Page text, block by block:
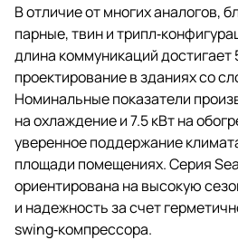
В отличие от многих аналогов,
парные, твин и
длина коммуникаций достигает
проектирование в зданиях со
Номинальные показатели
на охлаждение и 7.5 кВт на
уверенное поддержание
площади помещениях. Серия
ориентирована на высокую
и надежность за счет
swing‑компрессора.